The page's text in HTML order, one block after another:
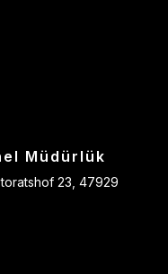
Müdürlük
23, 47929